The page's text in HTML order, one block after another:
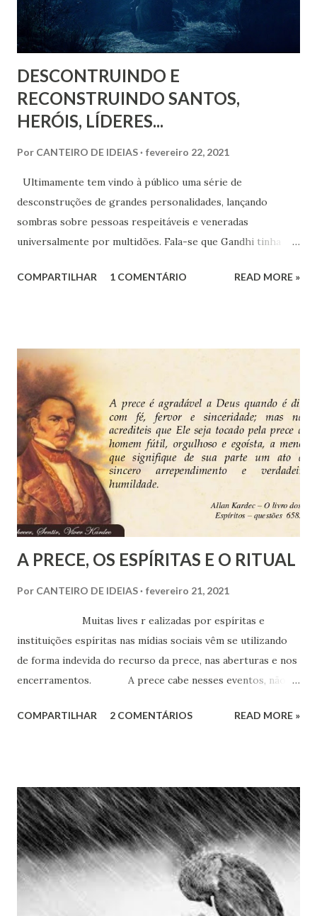
DESCONTRUINDO E
RECONSTRUINDO SANTOS,
HERÓIS, LÍDERES...
Por CANTEIRO DE IDEIAS fevereiro 22, 2021
Ultimamente tem vindo à público uma série de
desconstruções de grandes personalidades, lançando
sombras sobre pessoas respeitáveis e veneradas
universalmente por multidões. Fala-se que Gandhi tinha
mulher, que Madre Teresa de Calcutá era sádica e não dava
que Kardec era racista – entre outras tantas acusações a
várias outras personalidades.
COMPARTILHAR 1 COMENTÁRIO READ MORE »
A PRECE, OS ESPÍRITAS E O RITUAL
Por CANTEIRO DE IDEIAS fevereiro 21, 2021
Muitas lives r ealizadas por espíritas e
instituições espíritas nas mídias sociais vêm se utilizando
de forma indevida do recurso da prece, nas aberturas e nos
encerramentos. A prece cabe nesses eventos, não ao
apresentadores realiza a prece antes de entrar ao vivo.
COMPARTILHAR 2 COMENTÁRIOS READ MORE »